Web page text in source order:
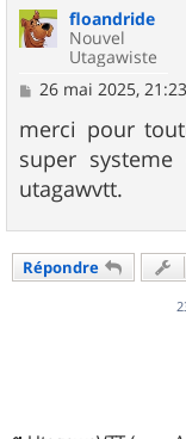
floandride
Nouvel
Utagawiste
M
s
s
a
g
e
26 mai 2025, 21:23
merci pour
super
utagawvtt.
Répondre